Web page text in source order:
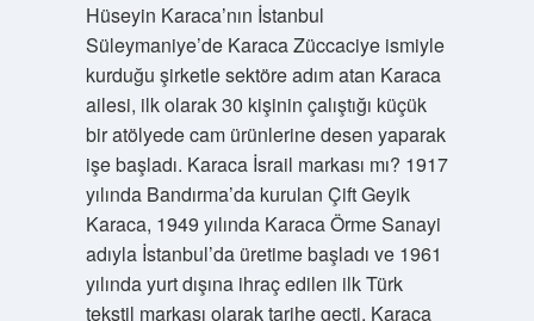
Hüseyin Karaca’nın İstanbul
Süleymaniye’de Karaca Züccaciye ismiyle
kurduğu şirketle sektöre adım atan Karaca
ailesi, ilk olarak 30 kişinin çalıştığı küçük
bir atölyede cam ürünlerine desen yaparak
işe başladı. Karaca İsrail markası mı? 1917
yılında Bandırma’da kurulan Çift Geyik
Karaca, 1949 yılında Karaca Örme Sanayi
adıyla İstanbul’da üretime başladı ve 1961
yılında yurt dışına ihraç edilen ilk Türk
tekstil markası olarak tarihe geçti. Karaca